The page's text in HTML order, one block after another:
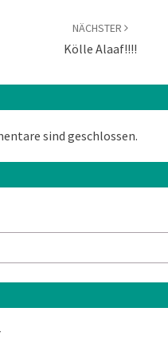
NÄCHSTER
Kölle Alaaf!!!!
sind geschlossen.